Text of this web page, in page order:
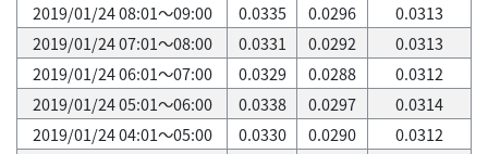
2019/01/24 08:01～09:00
0.0335 0.0296
0.0313
2019/01/24 07:01～08:00
0.0331 0.0292
0.0313
2019/01/24 06:01～07:00
0.0329 0.0288
0.0312
2019/01/24 05:01～06:00
0.0338 0.0297
0.0314
2019/01/24 04:01～05:00
0.0330 0.0290
0.0312